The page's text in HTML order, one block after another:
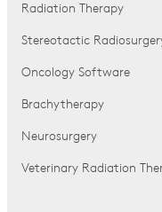
Radiation Therapy
Stereotactic
Oncology Software
Brachytherapy
Neurosurgery
Veterinary Radiation